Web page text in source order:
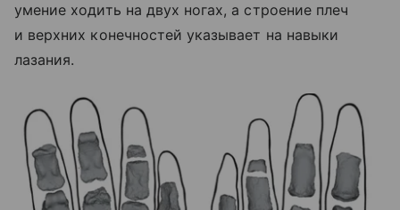
умение ходить на двух ногах, а строение плеч
и верхних конечностей указывает на навыки
лазания.